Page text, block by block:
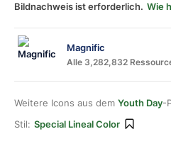
Bildnachweis ist erforderlich. Wie
Magnific
Alle 3,282,832
Weitere Icons aus dem Youth Day-
Stil: Special Lineal Color